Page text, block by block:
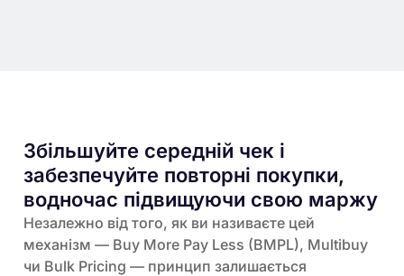
Збільшуйте середній чек і
забезпечуйте повторні покупки,
водночас підвищуючи свою маржу
Незалежно від того, як ви називаєте цей
механізм — Buy More Pay Less (BMPL), Multibuy
чи Bulk Pricing — принцип залишається